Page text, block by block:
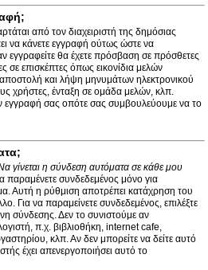
από τον διαχειριστή της δημόσιας
να κάνετε εγγραφή ούτως ώστε να
εγγραφείτε θα έχετε πρόσβαση σε πρόσθετες
σε επισκέπτες όπως εικονίδια μελών
και λήψη μηνυμάτων ηλεκτρονικού
χρήστες, ένταξη σε ομάδα μελών, κλπ.
εγγραφή σας οπότε σας συμβουλεύουμε να το
γίνεται η σύνδεση αυτόματα σε κάθε μου
παραμένετε συνδεδεμένος μόνο για
Αυτή η ρύθμιση αποτρέπει κατάχρηση του
Για να παραμείνετε συνδεδεμένος, επιλέξτε
σύνδεσης. Δεν το συνιστούμε αν
π.χ. βιβλιοθήκη, internet cafe,
κλπ. Αν δεν μπορείτε να δείτε αυτό
έχει απενεργοποιήσει αυτό το